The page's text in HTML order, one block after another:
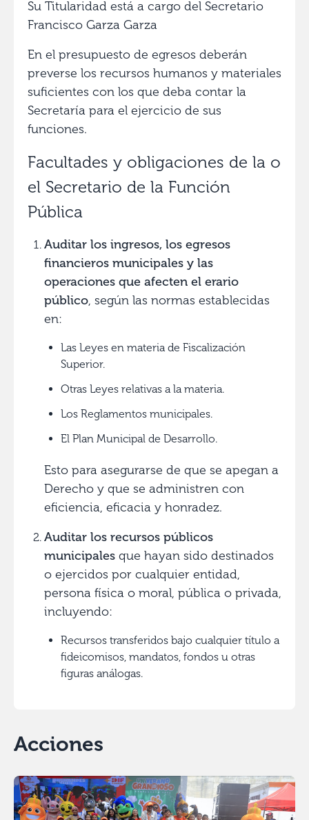
Su Titularidad está a cargo del Secretario
Francisco Garza Garza
En el presupuesto de egresos deberán
preverse los recursos humanos y materiales
suficientes con los que deba contar la
Secretaría para el ejercicio de sus
funciones.
Facultades y obligaciones de la o
el Secretario de la Función
Pública
Auditar los ingresos, los egresos
financieros municipales y las
operaciones que afecten el erario
público, según las normas establecidas
en:
Las Leyes en materia de Fiscalización
Superior.
Otras Leyes relativas a la materia.
Los Reglamentos municipales.
El Plan Municipal de Desarrollo.
Esto para asegurarse de que se apegan a
Derecho y que se administren con
eficiencia, eficacia y honradez.
Auditar los recursos públicos
municipales que hayan sido destinados
o ejercidos por cualquier entidad,
persona física o moral, pública o privada,
incluyendo:
Recursos transferidos bajo cualquier título a
fideicomisos, mandatos, fondos u otras
figuras análogas.
Acciones